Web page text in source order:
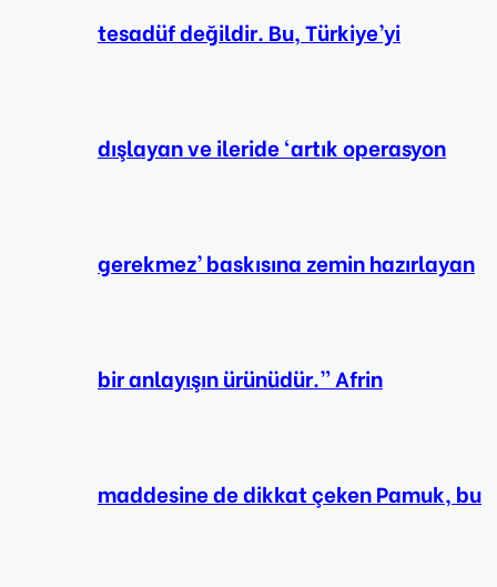
tesadüf değildir. Bu, Türkiye’yi
dışlayan ve ileride ‘artık operasyon
gerekmez’ baskısına zemin hazırlayan
bir anlayışın ürünüdür.” Afrin
maddesine de dikkat çeken Pamuk, bu